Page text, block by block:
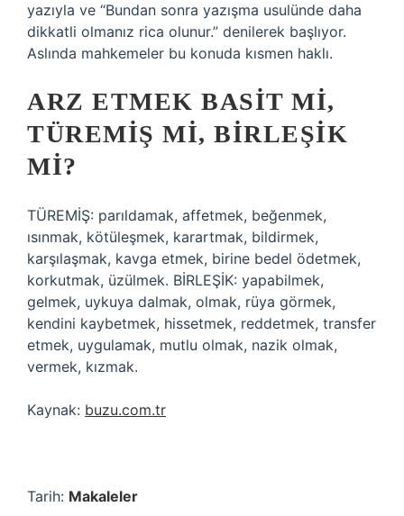
yazıyla ve “Bundan sonra yazışma usulünde daha
dikkatli olmanız rica olunur.” denilerek başlıyor.
Aslında mahkemeler bu konuda kısmen haklı.
ARZ ETMEK BASIT MI,
TÜREMIŞ MI, BIRLEŞIK
MI?
TÜREMİŞ: parıldamak, affetmek, beğenmek,
ısınmak, kötüleşmek, karartmak, bildirmek,
karşılaşmak, kavga etmek, birine bedel ödetmek,
korkutmak, üzülmek. BİRLEŞİK: yapabilmek,
gelmek, uykuya dalmak, olmak, rüya görmek,
kendini kaybetmek, hissetmek, reddetmek, transfer
etmek, uygulamak, mutlu olmak, nazik olmak,
vermek, kızmak.
Kaynak: buzu.com.tr
Tarih: Makaleler